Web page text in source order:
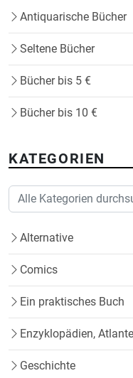
Antiquarische Bücher
Seltene Bücher
Bücher bis 5 €
Bücher bis 10 €
KATEGORIEN
Alternative
Comics
Ein praktisches Buch
Enzyklopädien,
Geschichte